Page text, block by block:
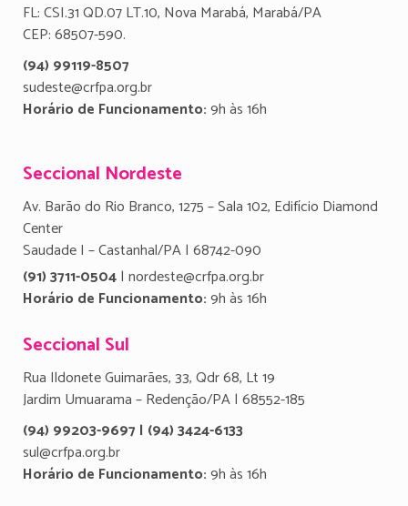
FL: CSI.31 QD.07 LT.10, Nova Marabá, Marabá/PA
CEP: 68507-590.
(94) 99119-8507
sudeste@crfpa.org.br
Horário de Funcionamento:9h às 16h
Seccional Nordeste
Av. Barão do Rio Branco, 1275 – Sala 102, Edifício Diamond
Center
Saudade I – Castanhal/PA | 68742-090
(91) 3711-0504| nordeste@crfpa.org.br
Horário de Funcionamento:9h às 16h
Seccional Sul
Rua Ildonete Guimarães, 33, Qdr 68, Lt 19
Jardim Umuarama – Redenção/PA | 68552-185
(94) 99203-9697 | (94) 3424-6133
sul@crfpa.org.br
Horário de Funcionamento:9h às 16h